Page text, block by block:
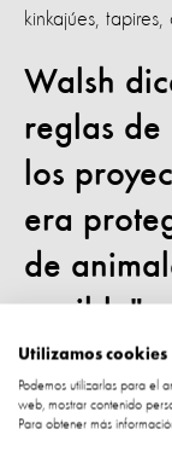
kinkajúes,
Walsh
reglas de
los
era
de
posible".
That spirit drives
this day.
Utilizamos cookies
Podemos utilizarlas para el
web, mostrar contenido
Para obtener más